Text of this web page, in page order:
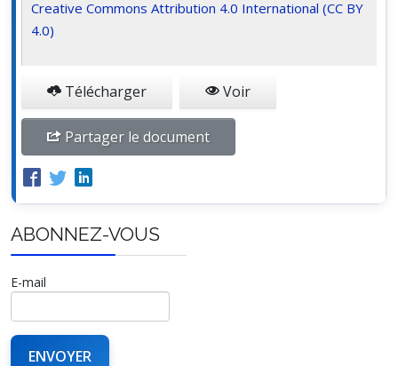
Creative Commons Attribution 4.0 International (CC BY
4.0)
Télécharger Voir
Partager le document
ABONNEZ-VOUS
E-mail